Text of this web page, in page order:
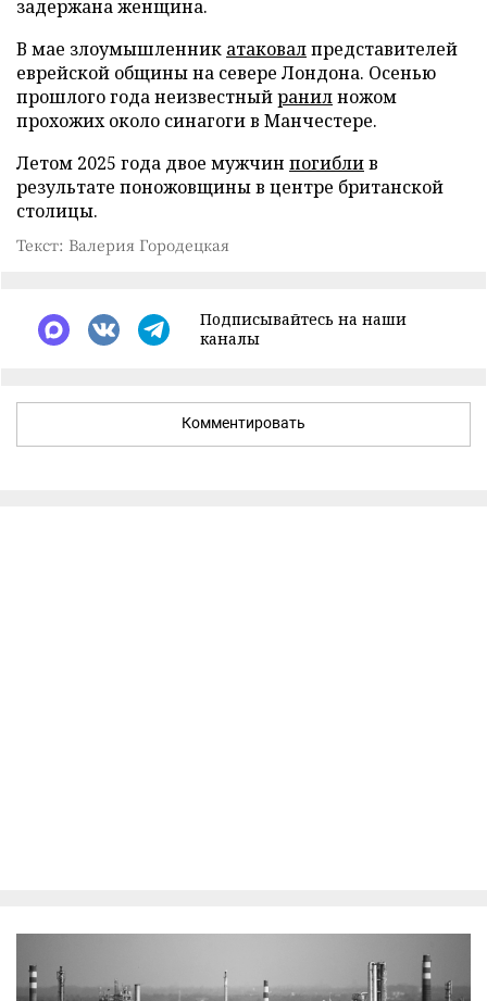
задержана женщина.
В мае злоумышленник атаковалпредставителей
еврейской общины на севере Лондона. Осенью
прошлого года неизвестныйранилножом
прохожих около синагоги в Манчестере.
Летом 2025 года двое мужчин погиблив
результате поножовщины в центре британской
столицы.
Текст: Валерия Городецкая
Подписывайтесь на наши
каналы
Комментировать